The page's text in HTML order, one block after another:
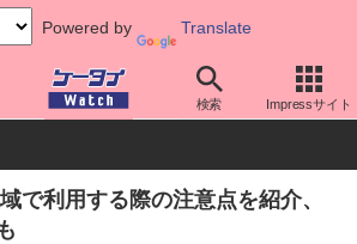
Powered by Translate
検索 Impressサイト
・サービス SNS
で利用する際の注意点を紹介、